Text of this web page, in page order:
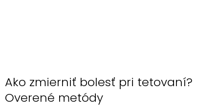
Ako zmierniť bolesť pri tetovaní?
Overené metódy